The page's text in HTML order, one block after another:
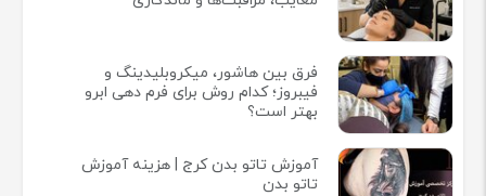
فرق بین هاشور، میکروبلیدینگ و
فیبروز؛ کدام روش برای فرم دهی ابرو
بهتر است؟
آموزش تاتو بدن کرج | هزینه آموزش
تاتو بدن